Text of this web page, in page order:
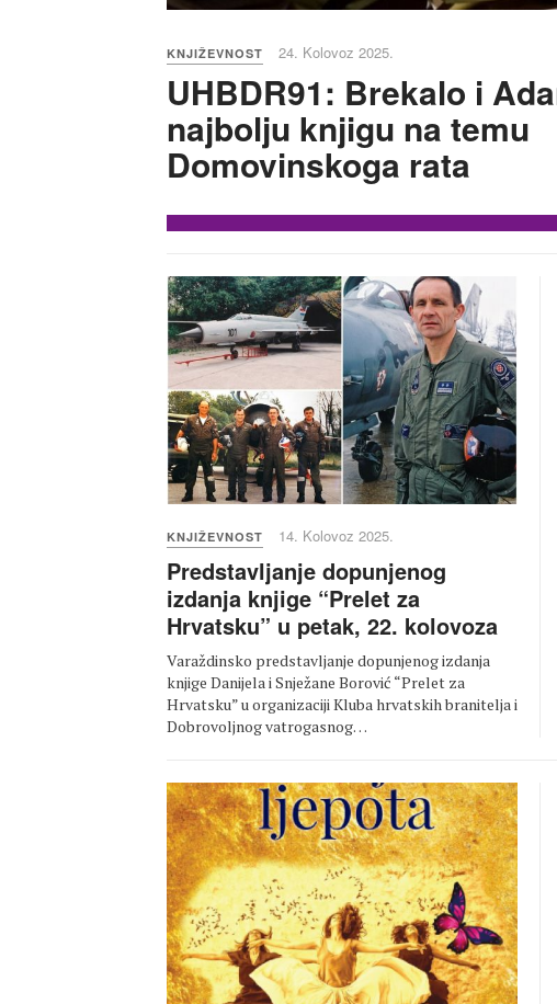
KNJIŽEVNOST 24. Kolovoz 2025.
UHBDR91: Brekalo i
najbolju knjigu na temu
Domovinskoga rata
KNJIŽEVNOST 14. Kolovoz 2025.
Predstavljanje dopunjenog
izdanja knjige “Prelet za
Hrvatsku” u petak, 22. kolovoza
Varaždinsko predstavljanje dopunjenog izdanja
knjige Danijela i Snježane Borović “Prelet za
Hrvatsku” u organizaciji Kluba hrvatskih branitelja i
Dobrovoljnog vatrogasnog…